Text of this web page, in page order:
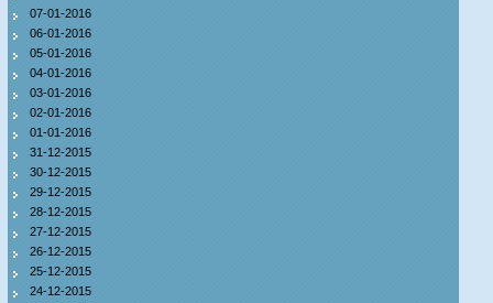
07-01-2016
06-01-2016
05-01-2016
04-01-2016
03-01-2016
02-01-2016
01-01-2016
31-12-2015
30-12-2015
29-12-2015
28-12-2015
27-12-2015
26-12-2015
25-12-2015
24-12-2015